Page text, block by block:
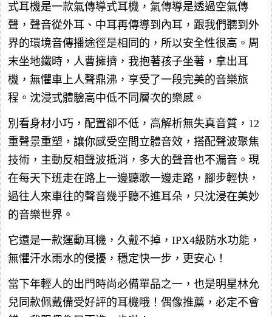
式耳機是一款氣傳導式耳機，氣傳導是透過空氣傳
聲，聲音從外耳、中耳再傳導到內耳，跟我們聽到外
界的環境音傳播途徑是相同的，所以安全性很高。周
末坐地鐵時，人曹擁擠，我抱著孩子坐著，拿出耳
機，無懼車上人聲鼎沸，享受了一段完美的音樂旅
程。沈浸式體驗高中低不同層次的樂感。
別看身材小巧，配置卻不低，高解析無失真音質，12
重聲景重塑，讓你感受空間立體音效，搭配聲波聚焦
技術，主動反相聲波抵消，多大的聲音也不漏音。現
在每天下班走在路上一邊聽歌一邊走路，腳步輕快，
過往人來車往的聲音幾乎聽不進耳朵，只沈浸在美妙
的音樂世界。
它還是一款運動耳機，久戴不掉，IPX4級防水功能，
無懼汗水雨水的侵擾，穩定快一步，更安心！
當下年輕人的出門時尚必備單品之一，也是明星林允
兒同款佩戴備受好評的耳機哦！偶像推薦，必定不會